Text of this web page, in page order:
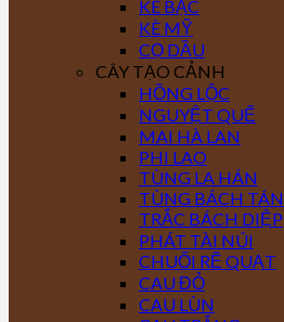
KÈ BẠC
KÈ MỸ
CỌ DẦU
CÂY TẠO CẢNH
HỒNG LỘC
NGUYỆT QUẾ
MAI HÀ LAN
PHI LAO
TÙNG LA HÁN
TÙNG BÁCH TÁN
TRẮC BÁCH DIỆP
PHÁT TÀI NÚI
CHUỐI RẼ QUẠT
CAU ĐỎ
CAU LÙN